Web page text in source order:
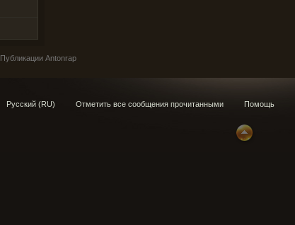
Публикации Antonrap
Русский (RU) Отметить все сообщения прочитанными Помощь